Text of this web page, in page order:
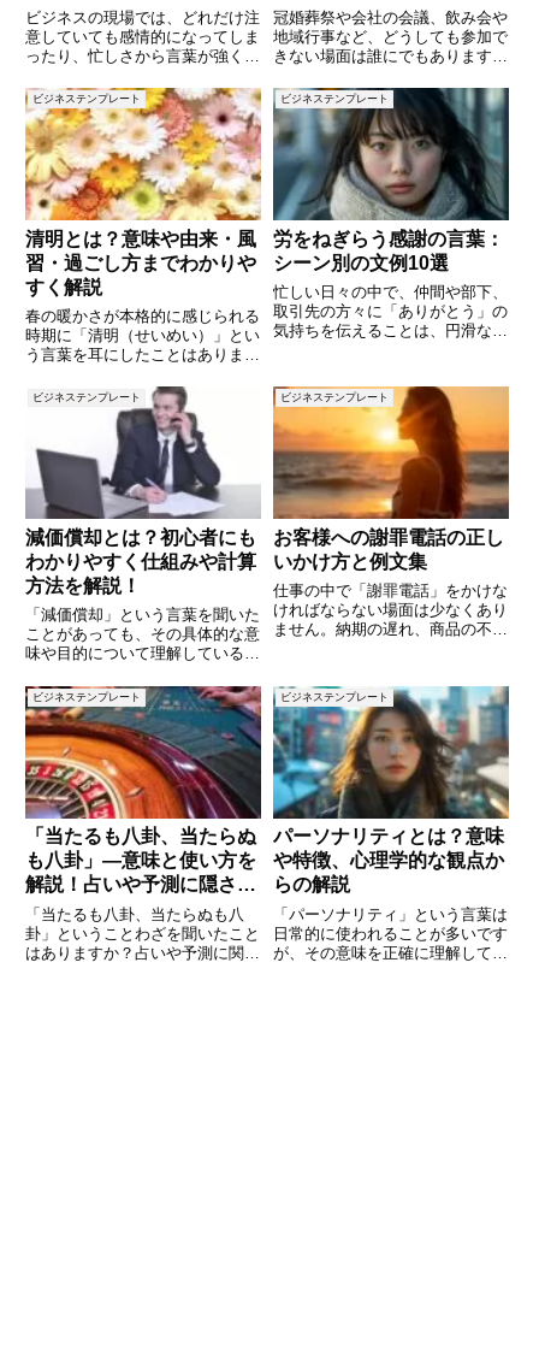
ビジネスの現場では、どれだけ注
意していても感情的になってしま
ったり、忙しさから言葉が強くな
す。特に取引先担当者に対して失
礼な態度をとってしまった場合、
そのまま放置すると信頼関係の悪
化や取引停止といった深刻な結果
方
冠婚葬祭や会社の会議、飲み会や
地域行事など、どうしても参加で
きない場面は誰にでもあります。
ること自体」ではなく「どのよう
にお詫びし、相手に配慮を伝える
か」です。お詫びの言葉ひとつ
で、相手に与える印象や信頼関係
は
ビジネステンプレート
清明とは？意味や由来・風
習・過ごし方までわかりや
すく解説
春の暖かさが本格的に感じられる
時期に「清明（せいめい）」とい
う言葉を耳にしたことはありませ
自然の変化を感じられる大切な節
目のひとつです。桜が咲き、空気
が澄み渡るこの時期は、心も体も
リフレッシュされるような感覚を
ビジネステンプレート
労をねぎらう感謝の言葉：
シーン別の文例10選
忙しい日々の中で、仲間や部下、
取引先の方々に「ありがとう」の
気持ちを伝えることは、円滑な関
謝の気持ちを伝えるだけでなく、
モチベーションの向上にもつなが
ります。しかし、適切な表現や場
ビジネステンプレート
減価償却とは？初心者にも
わかりやすく仕組みや計算
方法を解説！
「減価償却」という言葉を聞いた
ことがあっても、その具体的な意
味や目的について理解している人
減価償却は、企業の財務や税務に
関わる重要な概念であり、設備や
建物などの資産を長期間にわたっ
て計画的に費用計上する仕組みで
ビジネステンプレート
お客様への謝罪電話の正し
いかけ方と例文集
仕事の中で「謝罪電話」をかけな
ければならない場面は少なくあり
ません。納期の遅れ、商品の不具
させた以上、誠意ある対応が必要
です。特に電話での謝罪は、相手
の表情が見えない分、言葉選びや
ビジネステンプレート
「当たるも八卦、当たらぬ
も八卦」―意味と使い方を
解説！占いや予測に隠され
た深い教え
「当たるも八卦、当たらぬも八
卦」ということわざを聞いたこと
はありますか？占いや予測に関す
ビジネステンプレート
パーソナリティとは？意味
や特徴、心理学的な観点か
らの解説
「パーソナリティ」という言葉は
日常的に使われることが多いです
が、その意味を正確に理解してい